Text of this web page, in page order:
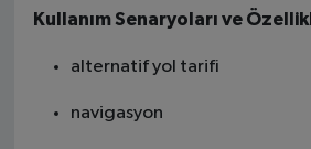
Kullanım Senaryoları ve
alternatif yol tarifi
navigasyon